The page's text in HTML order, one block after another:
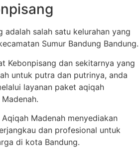
adalah salah satu kelurahan yang
Sumur Bandung Bandung.
Kebonpisang dan sekitarnya yang
untuk putra dan putrinya, anda
layanan paket aqiqah
Madenah menyediakan
dan profesional untuk
di kota Bandung.